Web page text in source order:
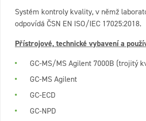
Systém kontroly kvality, v němž
odpovídá ČSN EN ISO/IEC 17025:2018.
Přístrojové, technické vybavení a
GC-MS/MS Agilent 7000B (trojitý
GC-MS Agilent
GC-ECD
GC-NPD